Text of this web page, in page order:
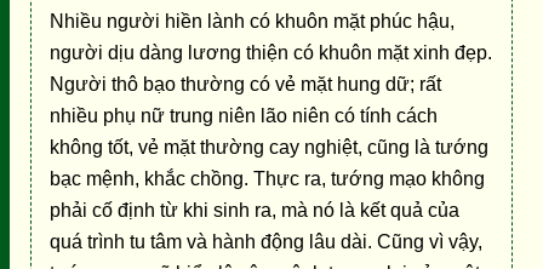
Nhiều người hiền lành có khuôn mặt phúc hậu,
người dịu dàng lương thiện có khuôn mặt xinh đẹp.
Người thô bạo thường có vẻ mặt hung dữ; rất
nhiều phụ nữ trung niên lão niên có tính cách
không tốt, vẻ mặt thường cay nghiệt, cũng là tướng
bạc mệnh, khắc chồng. Thực ra, tướng mạo không
phải cố định từ khi sinh ra, mà nó là kết quả của
quá trình tu tâm và hành động lâu dài. Cũng vì vậy,